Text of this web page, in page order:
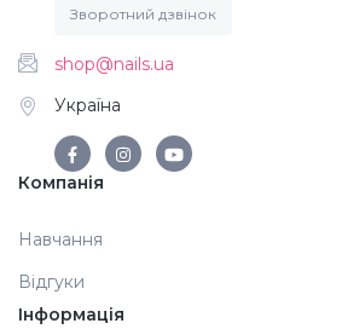
Аксесуари
Зворотний дзвінок
shop@nails.ua
Україна
Компанія
Навчання
Відгуки
Інформація